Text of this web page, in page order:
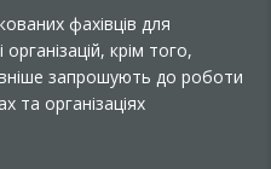
фахівців для
крім того,
запрошують до роботи
та організаціях